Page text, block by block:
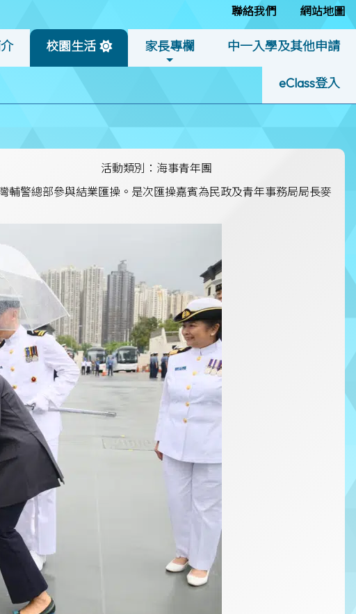
聯絡我們 網站地圖
校園生活 家長專欄 中一入學及其他申請
eClass登入
活動類別：海事青年團
警總部參與結業匯操。是次匯操嘉賓為民政及青年事務局局長麥